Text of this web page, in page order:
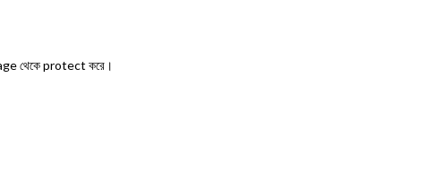
থেকে protect করে।